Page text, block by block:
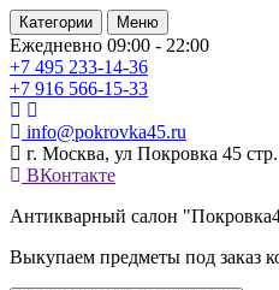
Категории Меню
Ежедневно 09:00 - 22:00
+7 495 233-14-36
+7 916 566-15-33
info@pokrovka45.ru
г. Москва, ул Покровка 45
ВКонтакте
Антикварный салон
Выкупаем предметы под заказ